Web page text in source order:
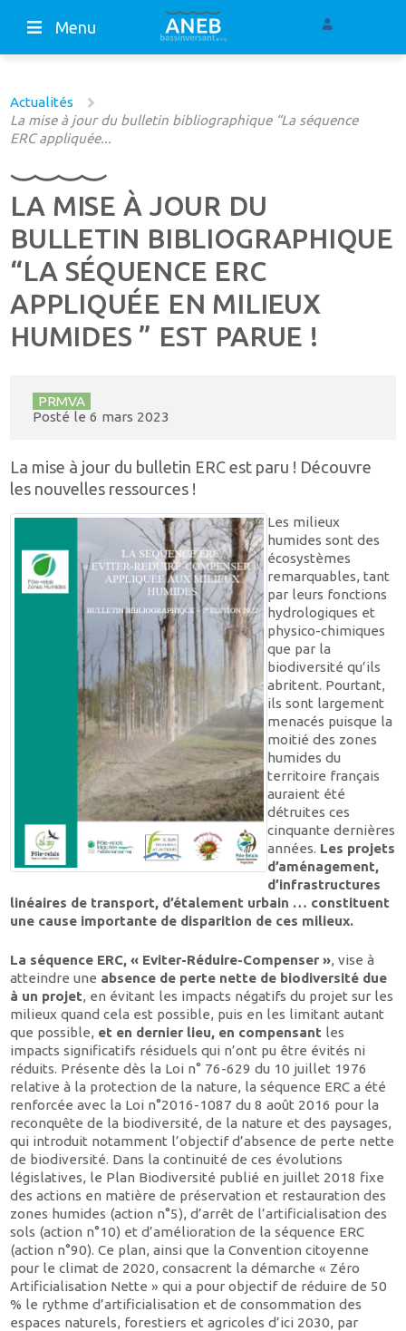
Menu
Actualités
La mise à jour du bulletin bibliographique “La séquence
ERC appliquée...
LA MISE À JOUR DU
BULLETIN BIBLIOGRAPHIQUE
“LA SÉQUENCE ERC
APPLIQUÉE EN MILIEUX
HUMIDES ” EST PARUE !
PRMVA
Posté le 6 mars 2023
La mise à jour du bulletin ERC est paru ! Découvre
les nouvelles ressources !
Les milieux
humides sont des
écosystèmes
remarquables, tant
par leurs fonctions
hydrologiques et
physico-chimiques
que par la
biodiversité qu’ils
abritent. Pourtant,
ils sont largement
menacés puisque la
moitié des zones
humides du
territoire français
auraient été
détruites ces
cinquante dernières
années. Les projets
d’aménagement,
d’infrastructures
linéaires de transport, d’étalement urbain … constituent
une cause importante de disparition de ces milieux.
La séquence ERC, « Eviter-Réduire-Compenser », vise à
atteindre une absence de perte nette de biodiversité due
à un projet, en évitant les impacts négatifs du projet sur les
milieux quand cela est possible, puis en les limitant autant
que possible, et en dernier lieu, en compensant les
impacts significatifs résiduels qui n’ont pu être évités ni
réduits. Présente dès la Loi n° 76-629 du 10 juillet 1976
relative à la protection de la nature, la séquence ERC a été
renforcée avec la Loi n°2016-1087 du 8 août 2016 pour la
reconquête de la biodiversité, de la nature et des paysages,
qui introduit notamment l’objectif d’absence de perte nette
de biodiversité. Dans la continuité de ces évolutions
législatives, le Plan Biodiversité publié en juillet 2018 fixe
des actions en matière de préservation et restauration des
zones humides (action n°5), d’arrêt de l’artificialisation des
sols (action n°10) et d’amélioration de la séquence ERC
(action n°90). Ce plan, ainsi que la Convention citoyenne
pour le climat de 2020, consacrent la démarche « Zéro
Artificialisation Nette » qui a pour objectif de réduire de 50
% le rythme d’artificialisation et de consommation des
espaces naturels, forestiers et agricoles d’ici 2030, par